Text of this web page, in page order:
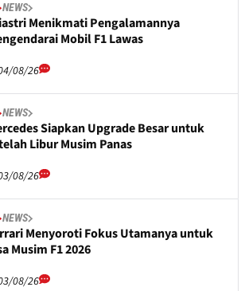
NEWS
Menikmati Pengalamannya
Mobil F1 Lawas
08/26
NEWS
Siapkan Upgrade Besar untuk
Libur Musim Panas
08/26
NEWS
Menyoroti Fokus Utamanya untuk
Musim F1 2026
08/26